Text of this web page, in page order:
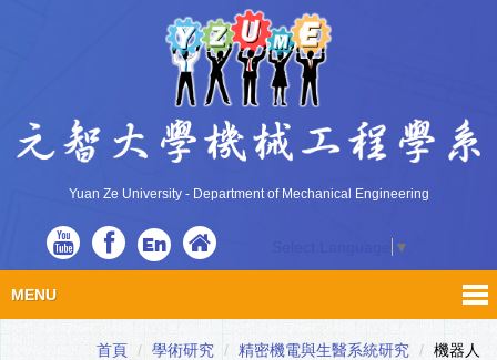
Yuan Ze University - Department of Mechanical Engineering
En ▼
MENU
首頁 學術研究 精密機電與生醫系統研究 機器人